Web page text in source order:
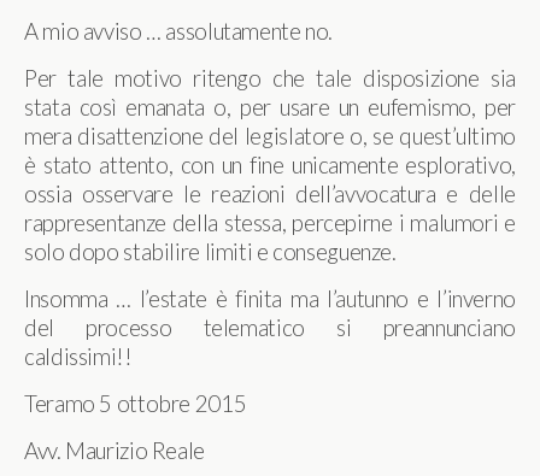
A mio avviso … assolutamente no.
Per tale motivo ritengo che tale disposizione sia
stata così emanata o, per usare un eufemismo, per
mera disattenzione del legislatore o, se quest’ultimo
è stato attento, con un fine unicamente esplorativo,
ossia osservare le reazioni dell’avvocatura e delle
rappresentanze della stessa, percepirne i malumori e
solo dopo stabilire limiti e conseguenze.
Insomma … l’estate è finita ma l’autunno e l’inverno
del processo telematico si preannunciano
caldissimi!!
Teramo 5 ottobre 2015
Avv. Maurizio Reale